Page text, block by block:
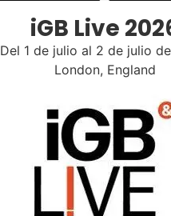
iGB Live
Del 1 de julio al 2 de julio
London, England